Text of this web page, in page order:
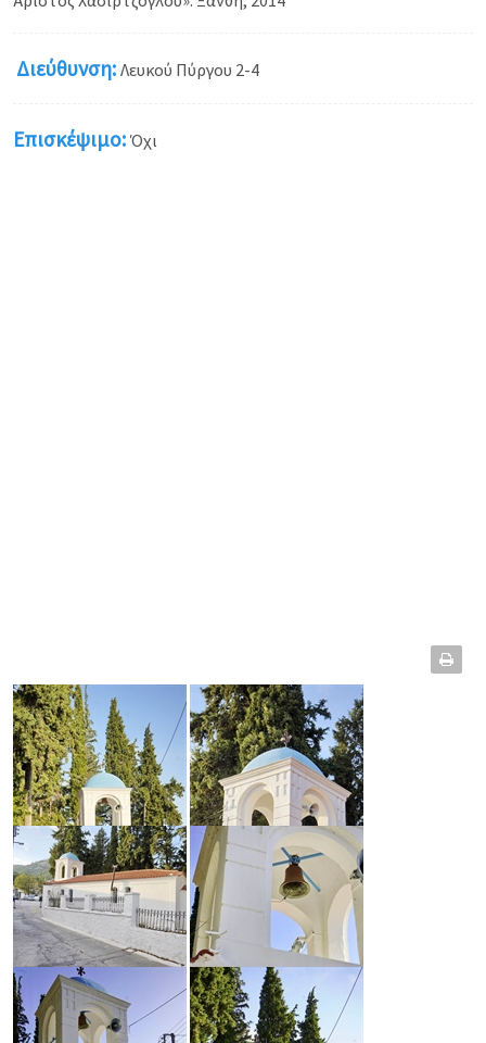
Διεύθυνση: Λευκού Πύργου 2-4
Επισκέψιμο: Όχι